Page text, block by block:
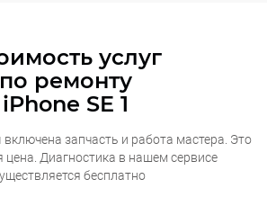
услуг
по ремонту
iPhone SE 1
запчасть и работа мастера. Это
цена. Диагностика в нашем сервисе
бесплатно